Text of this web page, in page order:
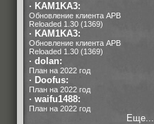
· KAM1KA3:
Обновление клиента APB
Reloaded 1.30 (1369)
· KAM1KA3:
Обновление клиента APB
Reloaded 1.30 (1369)
· dolan:
План на 2022 год
· Doofus:
План на 2022 год
· waifu1488:
План на 2022 год
Еще...